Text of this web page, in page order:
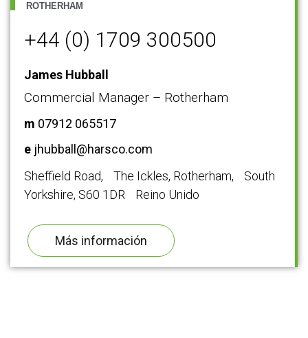
ROTHERHAM
+44 (0) 1709 300500
James Hubball
Commercial Manager – Rotherham
m 07912 065517
e jhubball@harsco.com
Sheffield Road, The Ickles, Rotherham, South
Yorkshire, S60 1DR Reino Unido
Más información